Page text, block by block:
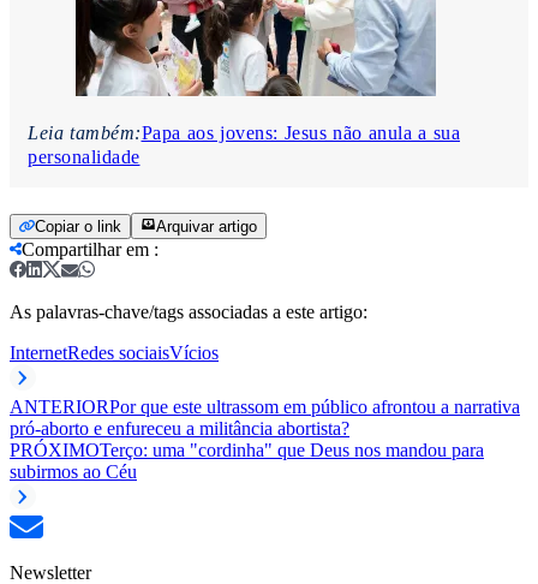
Leia também:Papa aos jovens: Jesus não anula a sua
personalidade
Copiar o link Arquivar artigo
Compartilhar em :
As palavras-chave/tags associadas a este artigo:
InternetRedes sociaisVícios
ANTERIORPor que este ultrassom em público afrontou a narrativa
pró-aborto e enfureceu a militância abortista?
PRÓXIMOTerço: uma "cordinha" que Deus nos mandou para
subirmos ao Céu
Newsletter